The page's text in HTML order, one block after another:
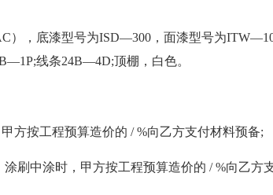
），底漆型号为ISD—300，面漆型号为
线条24B—4D;顶棚，白色。
方按工程预算造价的 / %向乙方支付材料预备;
刷中涂时，甲方按工程预算造价的 / %向乙方